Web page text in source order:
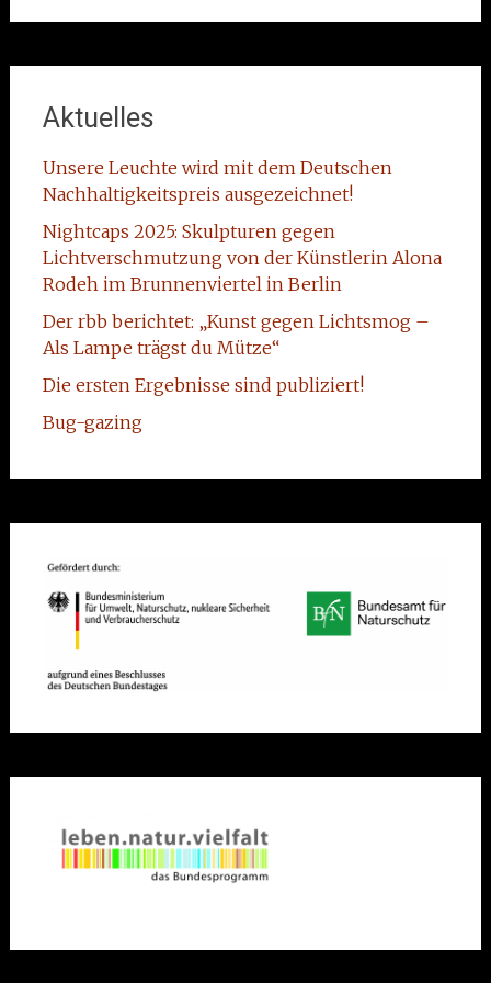
Aktuelles
Unsere Leuchte wird mit dem Deutschen
Nachhaltigkeitspreis ausgezeichnet!
Nightcaps 2025: Skulpturen gegen
Lichtverschmutzung von der Künstlerin Alona
Rodeh im Brunnenviertel in Berlin
Der rbb berichtet: „Kunst gegen Lichtsmog –
Als Lampe trägst du Mütze“
Die ersten Ergebnisse sind publiziert!
Bug-gazing